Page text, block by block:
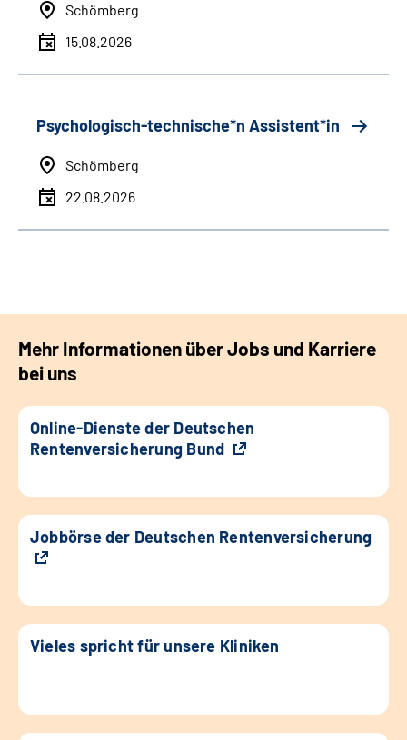
Schömberg
15.08.2026
Psychologisch-technische*n Assistent*in
Schömberg
22.08.2026
Mehr Informationen über Jobs und Karriere
bei uns
Online-Dienste der Deutschen
Rentenversicherung Bund
Jobbörse der Deutschen Rentenversicherung
Vieles spricht für unsere Kliniken